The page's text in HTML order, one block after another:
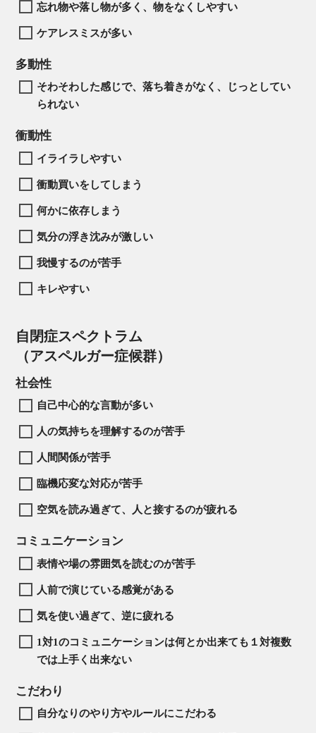
忘れ物や落し物が多く、物をなくしやすい
ケアレスミスが多い
多動性
そわそわした感じで、落ち着きがなく、じっとしてい
られない
衝動性
イライラしやすい
衝動買いをしてしまう
何かに依存しまう
気分の浮き沈みが激しい
我慢するのが苦手
キレやすい
自閉症スペクトラム
（アスペルガー症候群）
社会性
自己中心的な言動が多い
人の気持ちを理解するのが苦手
人間関係が苦手
臨機応変な対応が苦手
空気を読み過ぎて、人と接するのが疲れる
コミュニケーション
表情や場の雰囲気を読むのが苦手
人前で演じている感覚がある
気を使い過ぎて、逆に疲れる
1対1のコミュニケーションは何とか出来ても１対複数
では上手く出来ない
こだわり
自分なりのやり方やルールにこだわる